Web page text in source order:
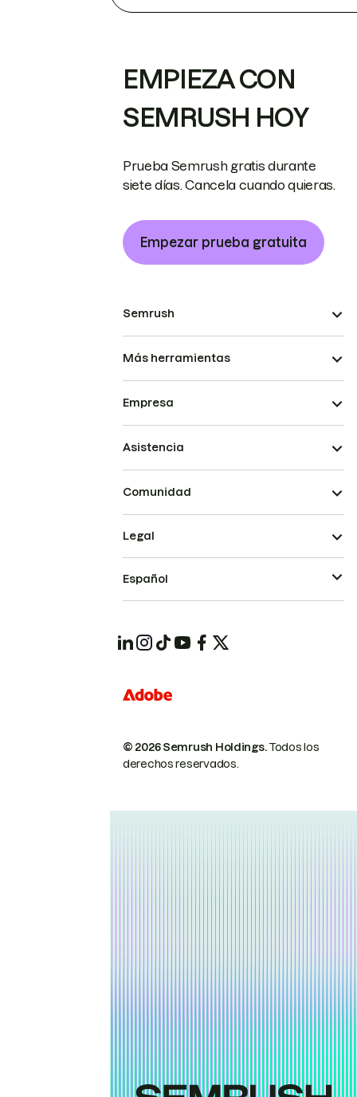
EMPIEZA CON
SEMRUSH HOY
Prueba Semrush gratis durante
siete días. Cancela cuando quieras.
Empezar prueba gratuita
Semrush
Más herramientas
Empresa
Asistencia
Comunidad
© 2026 Semrush Holdings.Todos los
derechos reservados.
Legal
Español